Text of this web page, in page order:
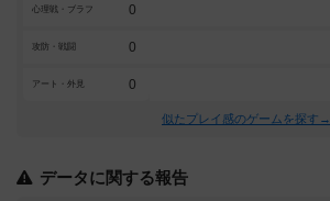
心理戦・ブラフ 0
攻防・戦闘 0
アート・外見 0
似たプレイ感のゲームを探す→
データに関する報告